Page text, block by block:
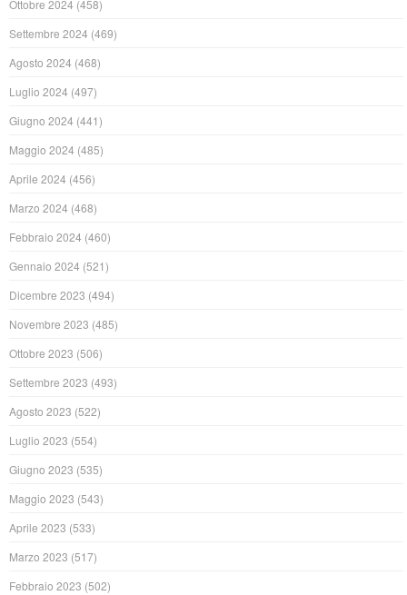
Ottobre 2024 (458)
Settembre 2024 (469)
Agosto 2024 (468)
Luglio 2024 (497)
Giugno 2024 (441)
Maggio 2024 (485)
Aprile 2024 (456)
Marzo 2024 (468)
Febbraio 2024 (460)
Gennaio 2024 (521)
Dicembre 2023 (494)
Novembre 2023 (485)
Ottobre 2023 (506)
Settembre 2023 (493)
Agosto 2023 (522)
Luglio 2023 (554)
Giugno 2023 (535)
Maggio 2023 (543)
Aprile 2023 (533)
Marzo 2023 (517)
Febbraio 2023 (502)